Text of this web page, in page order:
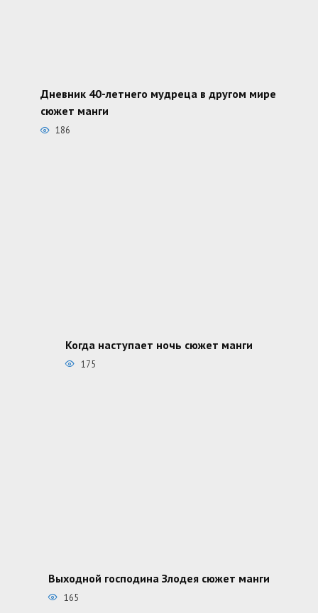
Дневник 40-летнего мудреца в другом мире
сюжет манги
186
Когда наступает ночь сюжет манги
175
Выходной господина Злодея сюжет манги
165